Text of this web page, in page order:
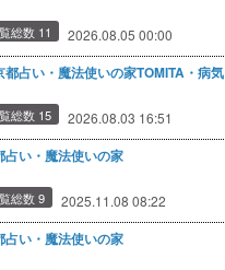
総数 11 2026.08.05 00:00
都占い・魔法使いの家TOMITA・病気
総数 15 2026.08.03 16:51
占い・魔法使いの家
総数 9 2025.11.08 08:22
占い・魔法使いの家